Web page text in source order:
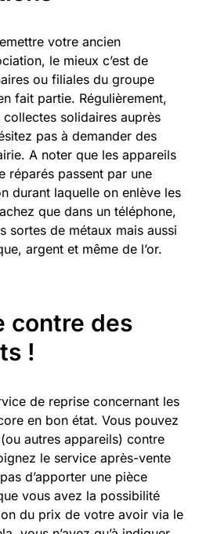
votre ancien
le mieux c’est de
ou filiales du groupe
fait partie. Régulièrement,
solidaires auprès
pas à demander des
A noter que les appareils
réparés passent par une
durant laquelle on enlève les
que dans un téléphone,
sortes de métaux mais aussi
argent et même de l’or.
contre des
!
de reprise concernant les
en bon état. Vous pouvez
autres appareils) contre
le service après-vente
d’apporter une pièce
vous avez la possibilité
du prix de votre avoir via le